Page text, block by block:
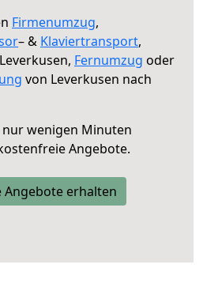
Firmenumzug,
– & Klaviertransport,
Fernumzug oder
von Leverkusen nach
nur wenigen Minuten
Angebote.
Angebote erhalten